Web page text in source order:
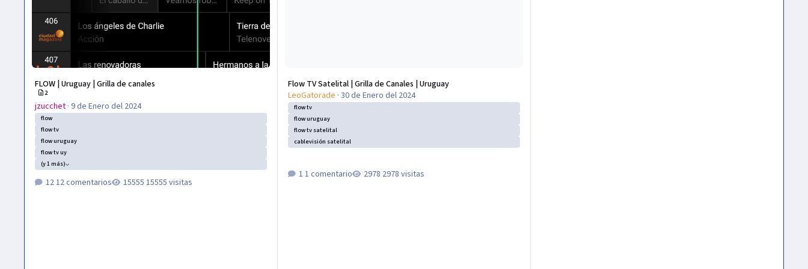
FLOW | Uruguay | Grilla de canales
2
jzucchet· 9 de Enero del 2024
flow
flow tv
flow uruguay
flow tv uy
(y 1 más)
12 comentarios 15555 visitas
Flow TV Satelital | Grilla de Canales | Uruguay
LeoGatorade · 30 de Enero del 2024
flow tv
flow uruguay
flow tv satelital
cablevisión satelital
1 comentario 2978 visitas